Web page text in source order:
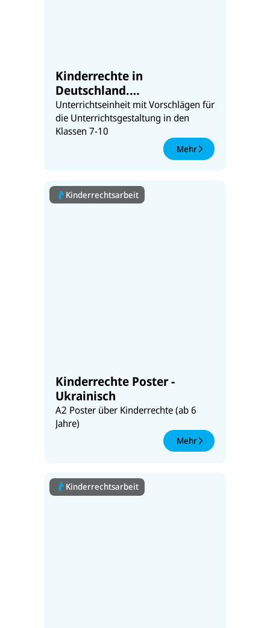
Kinderrechte in
Deutschland.
Unterrichtsmaterialien für
die Klassen 7-10
Unterrichtseinheit mit Vorschlägen für
die Unterrichtsgestaltung in den
Klassen 7-10
Mehr
Kinderrechtsarbeit
Kinderrechte Poster -
Ukrainisch
A2 Poster über Kinderrechte (ab 6
Jahre)
Mehr
Kinderrechtsarbeit